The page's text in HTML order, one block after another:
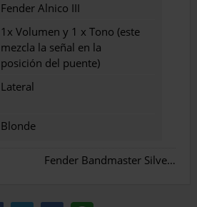
Fender Alnico III
1x Volumen y 1 x Tono (este
mezcla la señal en la
posición del puente)
Lateral
Blonde
Fender Bandmaster Silverface 1967